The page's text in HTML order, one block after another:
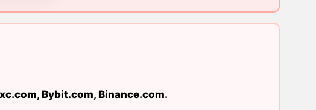
, Bybit.com, Binance.com.